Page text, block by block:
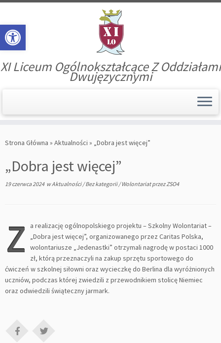
Open toolbar
to
XI Liceum Ogólnokształcące Z Oddziałami
Dwujęzycznymi
Strona Główna » Aktualności » „Dobra jest więcej”
„Dobra jest więcej”
19 czerwca 2024wAktualności/Bez kategorii/WolontariatprzezZSO4
Z
a realizację ogólnopolskiego projektu – Szkolny Wolontariat –
„Dobra jest więcej”, organizowanego przez Caritas Polska,
wolontariusze „Jedenastki” otrzymali nagrodę w postaci 1000
zł, którą przeznaczyli na zakup sprzętu sportowego do
ćwiczeń w szkolnej siłowni oraz wycieczkę do Berlina dla wyróżnionych
uczniów, podczas której zwiedzili z przewodnikiem stolicę Niemiec
oraz odwiedzili świąteczny jarmark.